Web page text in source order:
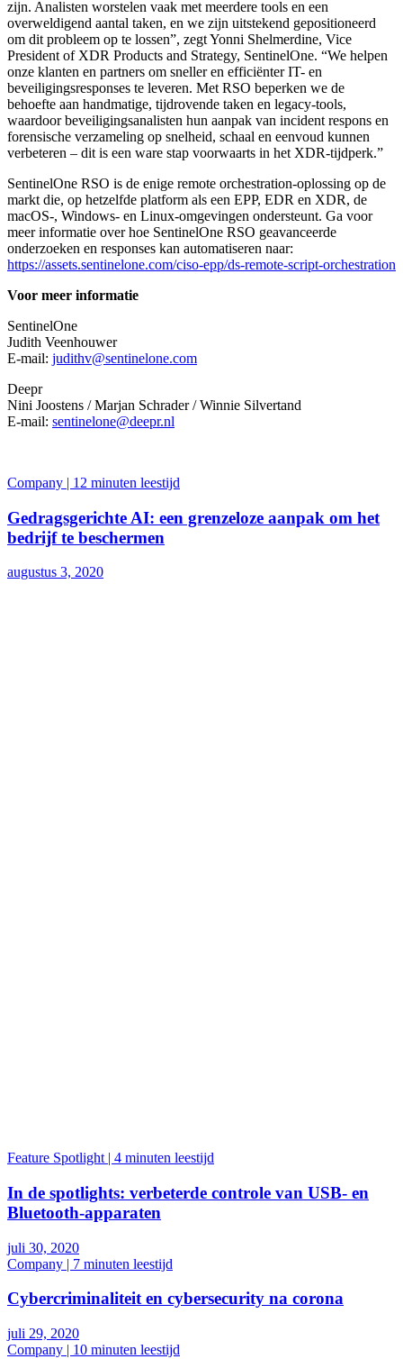
zijn. Analisten worstelen vaak met meerdere tools en een
overweldigend aantal taken, en we zijn uitstekend gepositioneerd
om dit probleem op te lossen”, zegt Yonni Shelmerdine, Vice
President of XDR Products and Strategy, SentinelOne. “We helpen
onze klanten en partners om sneller en efficiënter IT- en
beveiligingsresponses te leveren. Met RSO beperken we de
behoefte aan handmatige, tijdrovende taken en legacy-tools,
waardoor beveiligingsanalisten hun aanpak van incident respons en
forensische verzameling op snelheid, schaal en eenvoud kunnen
verbeteren – dit is een ware stap voorwaarts in het XDR-tijdperk.”
SentinelOne RSO is de enige remote orchestration-oplossing op de
markt die, op hetzelfde platform als een EPP, EDR en XDR, de
macOS-, Windows- en Linux-omgevingen ondersteunt. Ga voor
meer informatie over hoe SentinelOne RSO geavanceerde
onderzoeken en responses kan automatiseren naar:
https://assets.sentinelone.com/ciso-epp/ds-remote-script-orchestration
Voor meer informatie
SentinelOne
Judith Veenhouwer
E-mail: judithv@sentinelone.com
Deepr
Nini Joostens / Marjan Schrader / Winnie Silvertand
E-mail: sentinelone@deepr.nl
Company | 12 minuten leestijd
Gedragsgerichte AI: een grenzeloze aanpak om het
bedrijf te beschermen
augustus 3, 2020
Feature Spotlight | 4 minuten leestijd
In de spotlights: verbeterde controle van USB- en
Bluetooth-apparaten
juli 30, 2020
Company | 7 minuten leestijd
Cybercriminaliteit en cybersecurity na corona
juli 29, 2020
Company | 10 minuten leestijd